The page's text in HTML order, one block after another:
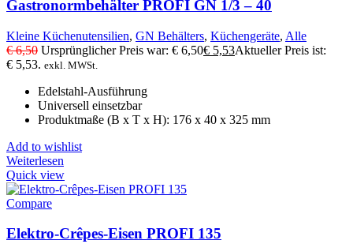
Gastronormbehälter PROFI GN 1/3 – 40
Kleine Küchenutensilien, GN Behälters, Küchengeräte, Alle
€6,50 Ursprünglicher Preis war: € 6,50€ 5,53Aktueller Preis ist:
€ 5,53. exkl. MWSt.
Edelstahl-Ausführung
Universell einsetzbar
Produktmaße (B x T x H): 176 x 40 x 325 mm
Add to wishlist
Weiterlesen
Quick view
Compare
Elektro-Crêpes-Eisen PROFI 135